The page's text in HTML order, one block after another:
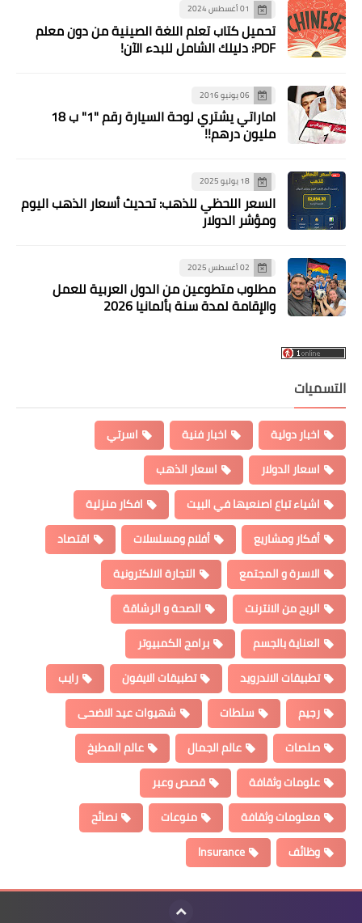
01 أغسطس 2024
تحميل كتاب تعلم اللغة الصينية من دون معلم
PDF: دليلك الشامل للبدء الآن!
06 يونيو 2016
اماراتي يشتري لوحة السيارة رقم "1" ب 18
مليون درهم!!
18 يوليو 2025
السعر اللحظي للذهب: تحديث أسعار الذهب اليوم
ومؤشر الدولار
02 أغسطس 2025
مطلوب متطوعين من الدول العربية للعمل
والإقامة لمدة سنة بألمانيا 2026
التسميات
اخبار دولية اخبار فنية
اسرتي
اسعار الدولار
اسعار الذهب
اشياء تباع اصنعيها في البيت
افكار منزلية
أفكار ومشاريع
أفلام ومسلسلات
اقتصاد
الاسرة و المجتمع
التجارة الالكترونية
الربح من الانترنت
الصحة و الرشاقة
العناية بالجسم
برامج الكمبيوتر
تطبيقات الاندرويد
تطبيقات الايفون
رايب
رجيم
سلطات
شهيوات عيد الاضحى
صلصات
عالم الجمال
عالم المطبخ
علومات وثقافة
قصص وعبر
معلومات وثقافة
منوعات
نصائح
وظائف
Insurance